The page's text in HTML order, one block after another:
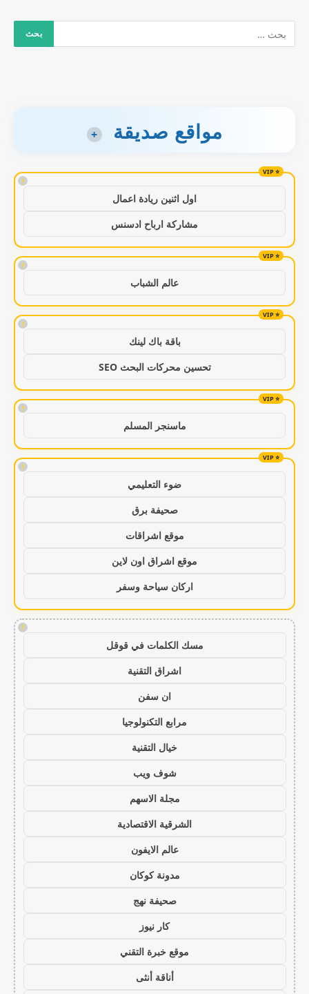
مواقع صديقة +
!
اول اثنين ريادة اعمال
مشاركة ارباح ادسنس
!
عالم الشباب
!
باقة باك لينك
تحسين محركات البحث SEO
!
ماسنجر المسلم
!
ضوء التعليمي
صحيفة برق
موقع اشراقات
موقع اشراق اون لاين
اركان سياحة وسفر
!
مسك الكلمات في قوقل
اشراق التقنية
ان سفن
مرابع التكنولوجيا
خيال التقنية
شوف ويب
مجلة الاسهم
الشرقية الاقتصادية
عالم الايفون
مدونة كوكان
صحيفة نهج
كار نيوز
موقع خبرة التقني
أناقة أنثى